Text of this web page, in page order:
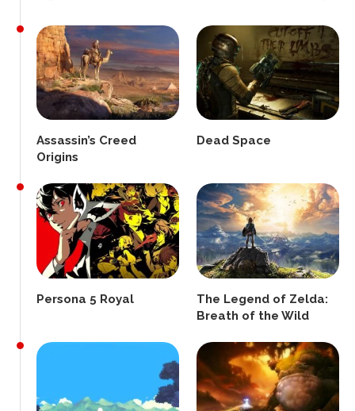
Assassin’s Creed
Origins
Dead Space
Persona 5 Royal
The Legend of Zelda:
Breath of the Wild